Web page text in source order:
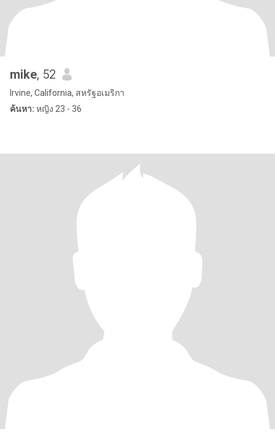
mike, 52
Irvine, California, สหรัฐอเมริกา
ค้นหา: หญิง 23 - 36